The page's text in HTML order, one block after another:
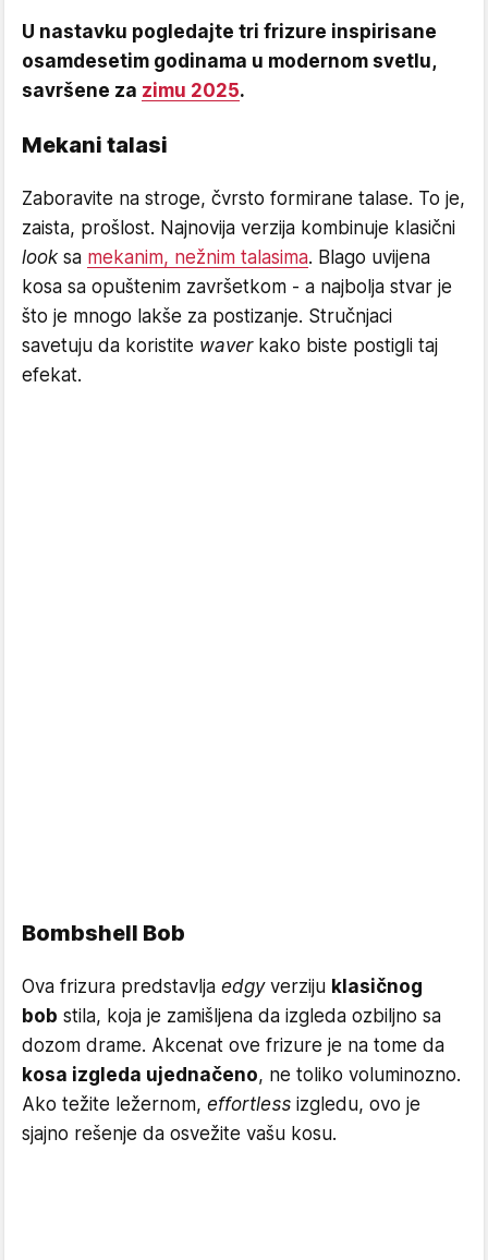
U nastavku pogledajte tri frizure inspirisane
osamdesetim godinama u modernom svetlu,
savršene za zimu 2025.
Mekani talasi
Zaboravite na stroge, čvrsto formirane talase. To je,
zaista, prošlost. Najnovija verzija kombinuje klasični
looksa mekanim, nežnim talasima. Blago uvijena
kosa sa opuštenim završetkom - a najbolja stvar je
što je mnogo lakše za postizanje. Stručnjaci
savetuju da koristite waverkako biste postigli taj
efekat.
Bombshell Bob
Ova frizura predstavlja edgyverziju klasičnog
bob stila, koja je zamišljena da izgleda ozbiljno sa
dozom drame. Akcenat ove frizure je na tome da
kosa izgleda ujednačeno, ne toliko voluminozno.
Ako težite ležernom, effortless izgledu, ovo je
sjajno rešenje da osvežite vašu kosu.